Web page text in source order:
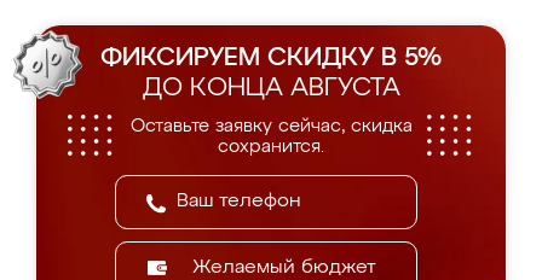
ФИКСИРУЕМ СКИДКУ В 5%
ДО КОНЦА АВГУСТА
Оставьте заявку сейчас, скидка
сохранится.
Желаемый бюджет